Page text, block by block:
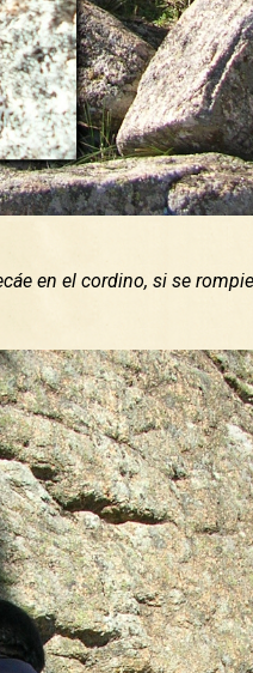
en el cordino, si se